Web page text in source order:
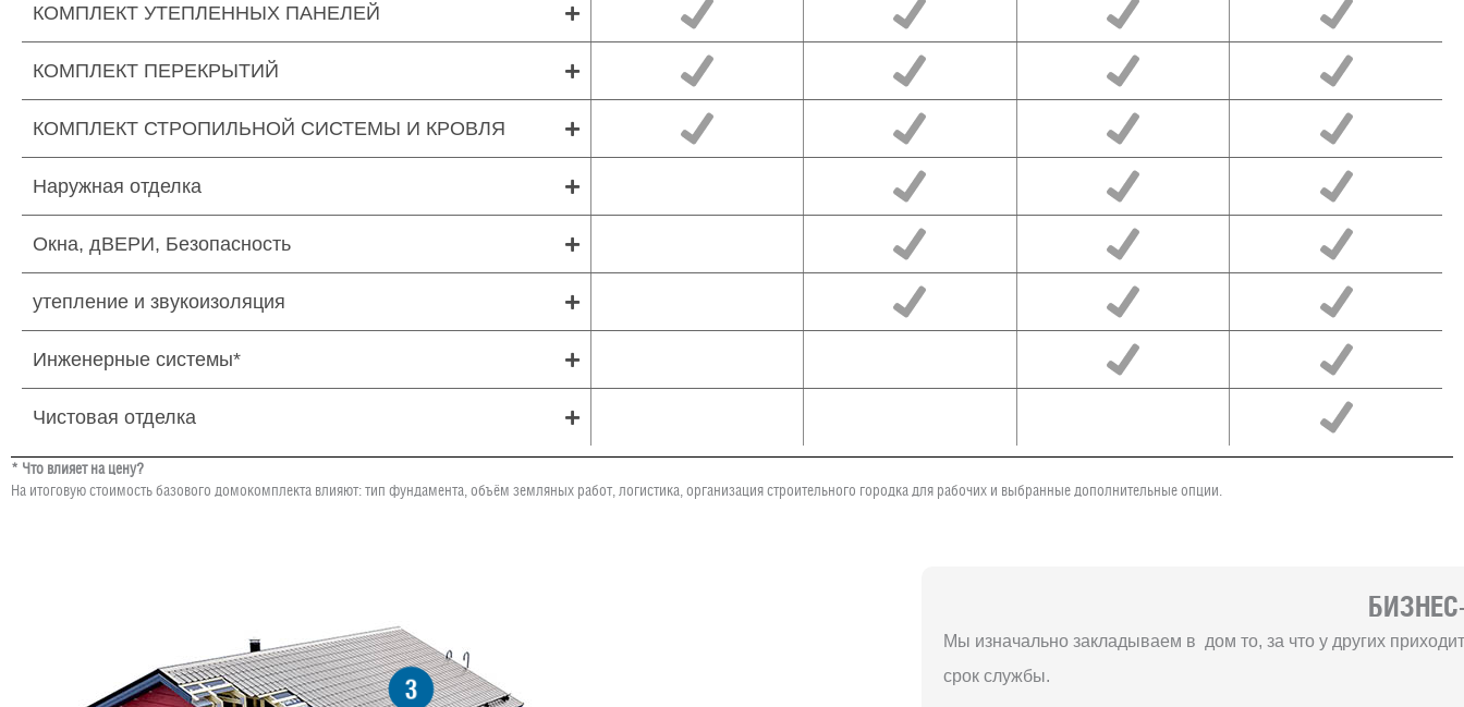
КОМПЛЕКТ УТЕПЛЕННЫХ ПАНЕЛЕЙ
КОМПЛЕКТ ПЕРЕКРЫТИЙ
КОМПЛЕКТ СТРОПИЛЬНОЙ СИСТЕМЫ И КРОВЛЯ
Наружная отделка
Окна, дВЕРИ, Безопасность
утепление и звукоизоляция
Инженерные системы*
Чистовая отделка
* Что влияет на цену?
На итоговую стоимость базового домокомплекта влияют: тип фундамента, объём земляных работ, логистика, организация строительного городка для рабочих и выбранные дополнительные опции.
3
Мы изначально закладываем в дом то, за что у других
срок службы.